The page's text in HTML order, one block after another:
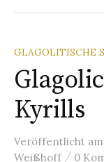
GLAGOLITISCHE
Kyrills
Veröffentlicht am
Weißhoff / 0